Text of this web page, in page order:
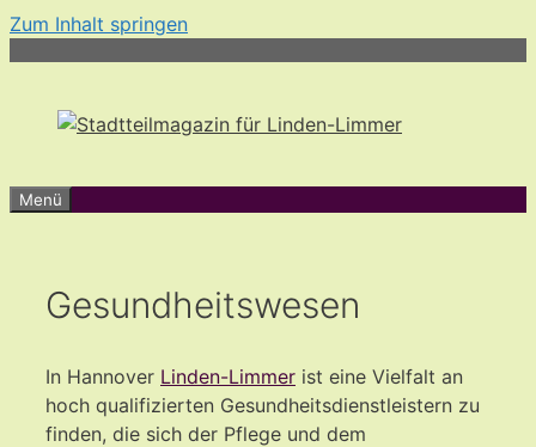
Zum Inhalt springen
Menü
Gesundheitswesen
In Hannover Linden-Limmer ist eine Vielfalt an
hoch qualifizierten Gesundheitsdienstleistern zu
finden, die sich der Pflege und dem